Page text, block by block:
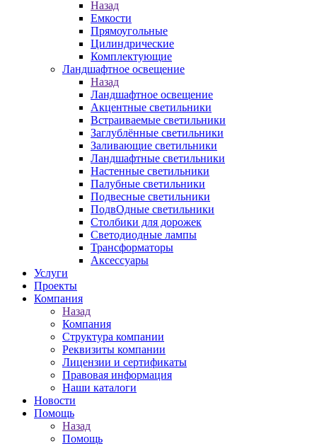
Назад
Емкости
Прямоугольные
Цилиндрические
Комплектующие
Ландшафтное освещение
Назад
Ландшафтное освещение
Акцентные светильники
Встраиваемые светильники
Заглублённые светильники
Заливающие светильники
Ландшафтные светильники
Настенные светильники
Палубные светильники
Подвесные светильники
ПодвОдные светильники
Столбики для дорожек
Светодиодные лампы
Трансформаторы
Аксессуары
Услуги
Проекты
Компания
Назад
Компания
Структура компании
Реквизиты компании
Лицензии и сертификаты
Правовая информация
Наши каталоги
Новости
Помощь
Назад
Помощь